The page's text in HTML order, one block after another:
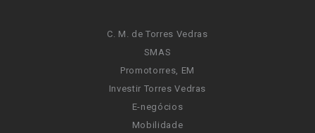
C. M. de Torres Vedras
SMAS
Promotorres, EM
Investir Torres Vedras
E-negócios
Mobilidade